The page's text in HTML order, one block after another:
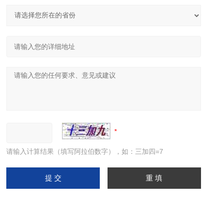
请输入计算结果（填写阿拉伯数字），如：三加四=7